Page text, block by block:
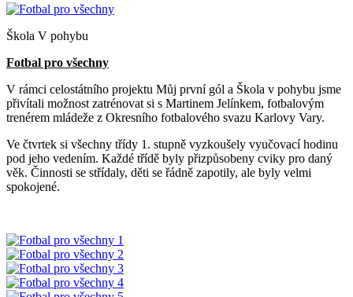
Škola V pohybu
Fotbal pro všechny
V rámci celostátního projektu Můj první gól a Škola v pohybu jsme
přivítali možnost zatrénovat si s Martinem Jelínkem, fotbalovým
trenérem mládeže z Okresního fotbalového svazu Karlovy Vary.
Ve čtvrtek si všechny třídy 1. stupně vyzkoušely vyučovací hodinu
pod jeho vedením. Každé třídě byly přizpůsobeny cviky pro daný
věk. Činnosti se střídaly, děti se řádně zapotily, ale byly velmi
spokojené.